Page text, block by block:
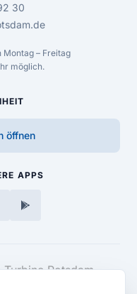
30
Montag – Freitag
möglich.
öffnen
APPS